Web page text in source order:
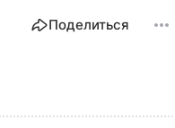
Поделиться